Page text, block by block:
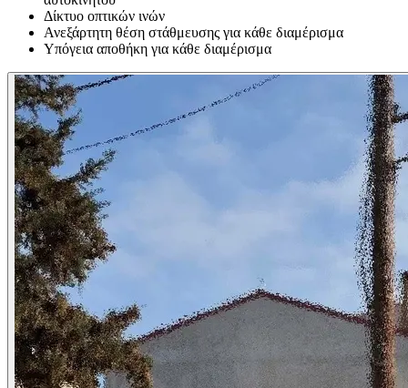
Δίκτυο οπτικών ινών
Ανεξάρτητη θέση στάθμευσης για κάθε διαμέρισμα
Υπόγεια αποθήκη για κάθε διαμέρισμα